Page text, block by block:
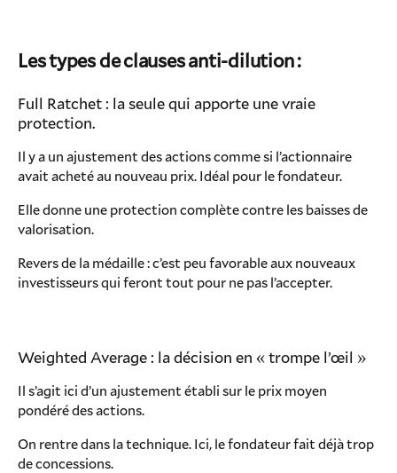
Les types de clauses anti-dilution :
Full Ratchet : la seule qui apporte une vraie
protection.
Il y a un ajustement des actions comme si l’actionnaire
avait acheté au nouveau prix. Idéal pour le fondateur.
Elle donne une protection complète contre les baisses de
valorisation.
Revers de la médaille : c’est peu favorable aux nouveaux
investisseurs qui feront tout pour ne pas l’accepter.
Weighted Average : la décision en « trompe l’œil »
Il s’agit ici d’un ajustement établi sur le prix moyen
pondéré des actions.
On rentre dans la technique. Ici, le fondateur fait déjà trop
de concessions.